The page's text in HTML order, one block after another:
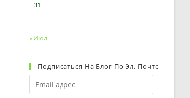
31
« Июл
Подписаться На Блог По Эл. Почте
Email
адрес